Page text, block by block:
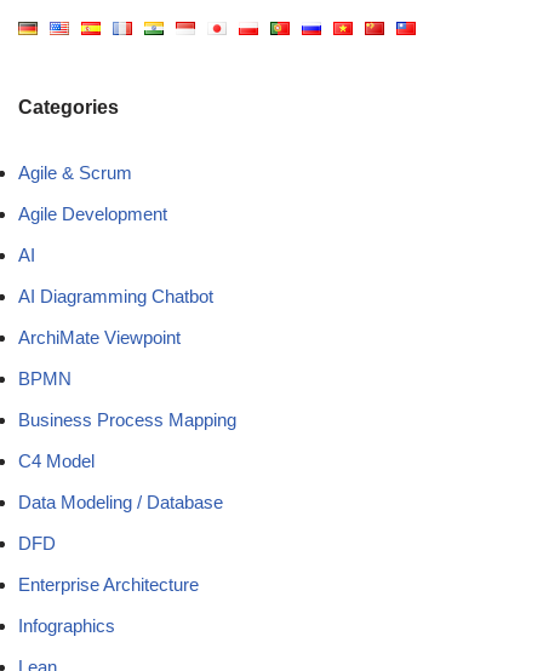
Categories
Agile & Scrum
Agile Development
AI
AI Diagramming Chatbot
ArchiMate Viewpoint
BPMN
Business Process Mapping
C4 Model
Data Modeling / Database
DFD
Enterprise Architecture
Infographics
Lean